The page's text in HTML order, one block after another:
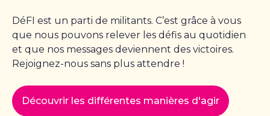
DéFI est un parti de militants. C’est grâce à vous
que nous pouvons relever les défis au quotidien
et que nos messages deviennent des victoires.
Rejoignez-nous sans plus attendre !
Découvrir les différentes manières d'agir